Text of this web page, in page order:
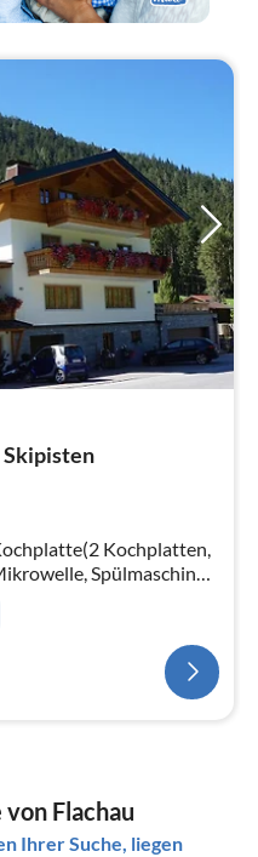
Skipisten
Kochplatten,
Spülmaschine,
Flachau
Ihrer Suche, liegen